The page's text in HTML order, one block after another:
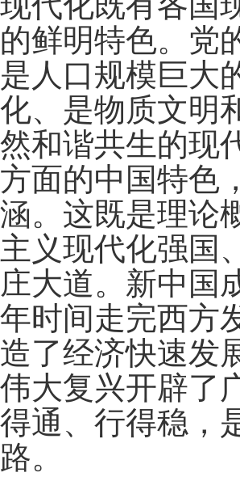
的鲜明特色。党
是人口规模巨大
化、是物质文明
然和谐共生的现
方面的中国特色
涵。这既是理论
主义现代化强国
庄大道。新中国
年时间走完西方
造了经济快速发
伟大复兴开辟了
得通、行得稳，
路。